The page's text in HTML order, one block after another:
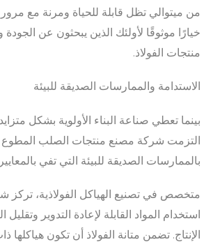
من ميتوالي تظل قابلة للحياة ومرنة مع
خيارًا موثوقًا لأولئك الذين يبحثون عن الجودة
منتجات الفولاذ.
الاستدامة والممارسات الصديقة للبيئة
بينما تعطي صناعة البناء الأولوية بشكل
التزمت شركة مصنع منتجات الصلب المطوع
بالممارسات الصديقة للبيئة التي تفي بالمعايير
متخصص في تصنيع الهياكل الفولاذية، تركز
استخدام المواد القابلة لإعادة التدوير
الإنتاج. تضمن متانة الفولاذ أن تكون هياكلها